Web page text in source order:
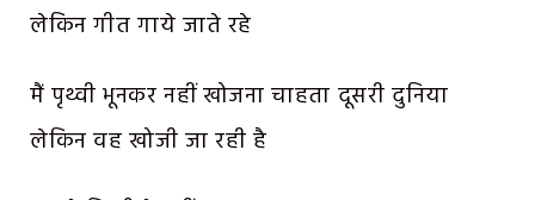
लेकिन गीत गाये जाते रहे
मैं पृथ्वी भूनकर नहीं खोजना चाहता दूसरी दुनिया
लेकिन वह खोजी जा रही है